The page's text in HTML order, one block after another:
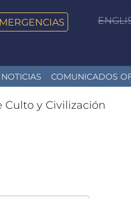
NOTICIAS COMUNICADOS
Culto y Civilización